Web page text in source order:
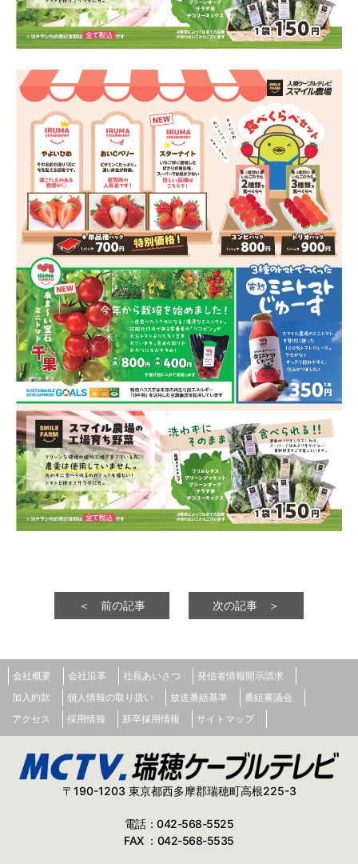
＜ 前の記事 次の記事 ＞
会社概要 会社沿革 社長あいさつ
発信者情報開示請求
加入約款
個人情報の取り扱い 放送番組基準
番組審議会
アクセス
採用情報 新卒採用情報 サイトマップ
〒190-1203 東京都西多摩郡瑞穂町高根225-3
電話：042-568-5525
FAX ：042-568-5535